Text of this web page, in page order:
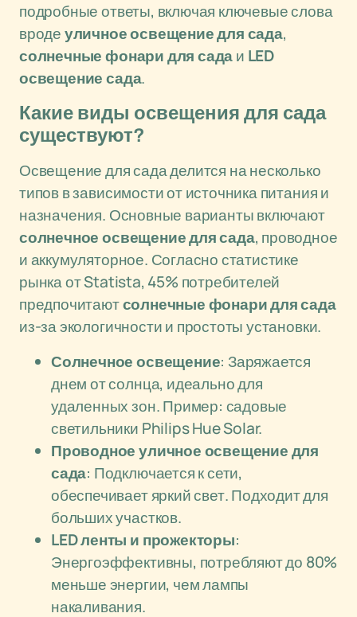
подробные ответы, включая ключевые слова
вродеуличное освещение для сада,
солнечные фонари для садаи LED
освещение сада.
Какие виды освещения для сада
существуют?
Освещение для сада делится на несколько
типов в зависимости от источника питания и
назначения. Основные варианты включают
солнечное освещение для сада, проводное
и аккумуляторное. Согласно статистике
рынка от Statista, 45% потребителей
предпочитаютсолнечные фонари для сада
из-за экологичности и простоты установки.
Солнечное освещение: Заряжается
днем от солнца, идеально для
удаленных зон. Пример: садовые
светильники Philips Hue Solar.
Проводное уличное освещение для
сада: Подключается к сети,
обеспечивает яркий свет. Подходит для
больших участков.
LED ленты и прожекторы:
Энергоэффективны, потребляют до 80%
меньше энергии, чем лампы
накаливания.